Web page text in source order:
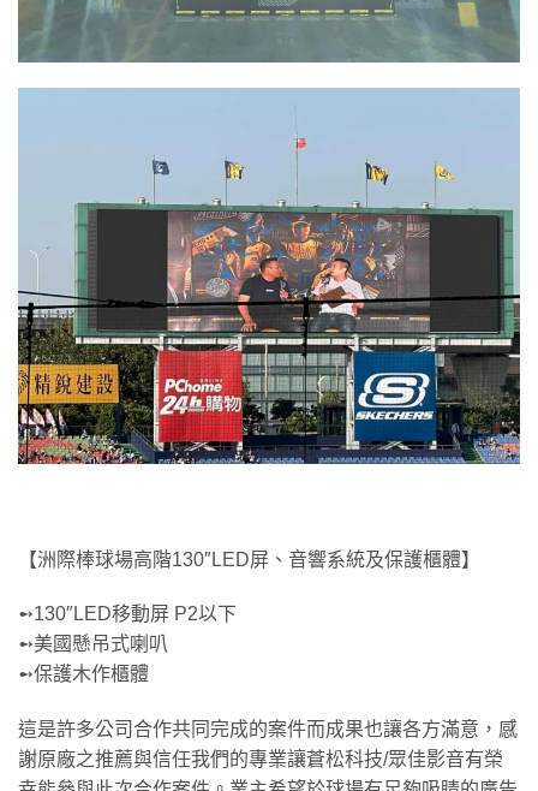
【洲際棒球場高階130″LED屏、音響系統及保護櫃體】
➻130″LED移動屏 P2以下
➻美國懸吊式喇叭
➻保護木作櫃體
這是許多公司合作共同完成的案件而成果也讓各方滿意，感
謝原廠之推薦與信任我們的專業讓蒼松科技/眾佳影音有榮